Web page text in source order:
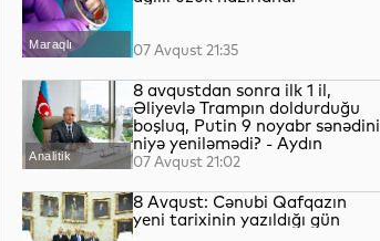
Maraqlı 07 Avqust 21:35
Analitik
8 avqustdan sonra ilk 1 il,
Əliyevlə Trampın doldurduğu
boşluq, Putin 9 noyabr sənədini
niyə yeniləmədi? - Aydın
QULİYEV yazır...
07 Avqust 21:02
8 Avqust: Cənubi Qafqazın
yeni tarixinin yazıldığı gün